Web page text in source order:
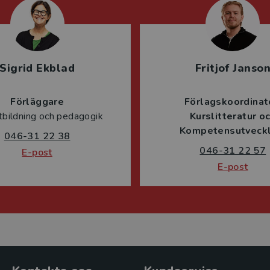
Sigrid Ekblad
Förläggare
och pedagogik
046-31 22 38
E-post
Fritjof Janson
Kurslitteratur
046-31 22 57
E-post